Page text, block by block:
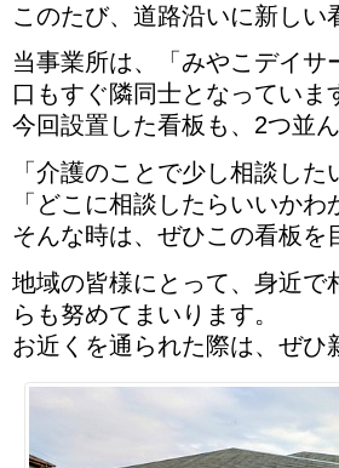
このたび、道路沿いに新しい
当事業所は、「みやこデイ
口もすぐ隣同士となっていま
今回設置した看板も、2つ並
「介護のことで少し相談した
「どこに相談したらいいかわ
そんな時は、ぜひこの看板
地域の皆様にとって、身近で
らも努めてまいります。
お近くを通られた際は、ぜ